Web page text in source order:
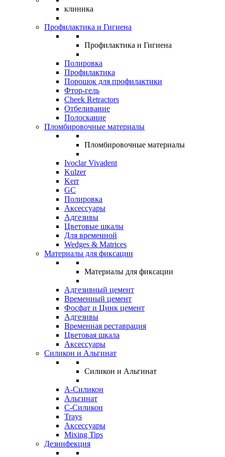
клиника
Профилактика и Гигиена
Профилактика и Гигиена
Полировка
Профилактика
Порошок для профилактики
Фтор-гель
Cheek Retractors
Отбеливание
Полоскание
Пломбировочные материалы
Пломбировочные материалы
Ivoclar Vivadent
Kulzer
Kerr
GC
Полировка
Аксессуары
Адгезивы
Цветовые шкалы
Для временной
Wedges & Matrices
Материалы для фиксации
Материалы для фиксации
Адгезивный цемент
Временный цемент
Фосфат и Цинк цемент
Адгезивы
Временная реставрация
Цветовая шкала
Аксессуары
Силикон и Альгинат
Силикон и Альгинат
A-Силикон
Альгинат
C-Силикон
Trays
Аксессуары
Mixing Tips
Дезинфекция